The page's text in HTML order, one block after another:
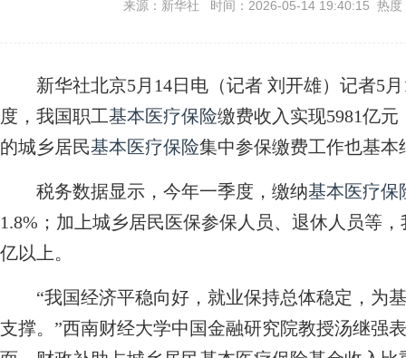
来源：新华社 时间：2026-05-14 19:40:15 热
新华社北京5月14日电（记者 刘开雄）记者5月
度，我国职工基本医疗保险缴费收入实现5981亿
的城乡居民基本医疗保险集中参保缴费工作也基本
税务数据显示，今年一季度，缴纳基本医疗保
1.8%；加上城乡居民医保参保人员、退休人员等
亿以上。
“我国经济平稳向好，就业保持总体稳定，为
支撑。”西南财经大学中国金融研究院教授汤继强